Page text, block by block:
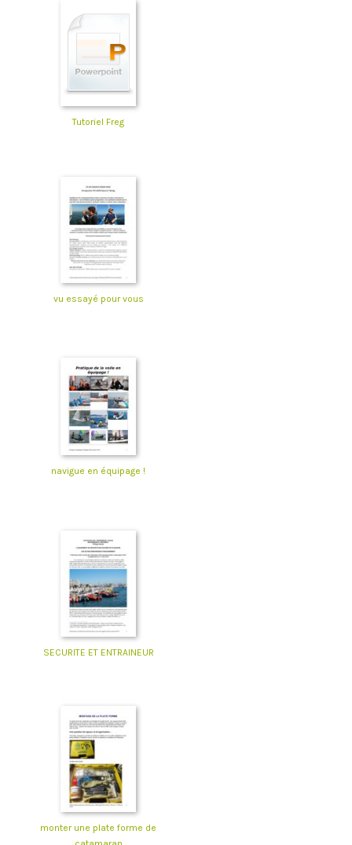
Tutoriel Freg
vu essayé pour vous
navigue en équipage !
SECURITE ET ENTRAINEUR
monter une plate forme de